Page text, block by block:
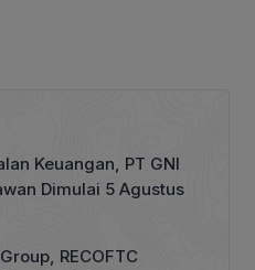
Keuangan, PT GNI
Dimulai 5 Agustus
RECOFTC